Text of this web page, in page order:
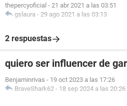
thepercyoficial - 21 abr 2021 a las 03:51
gslaura - 29 ago 2021 a las 03:13
2 respuestas
quiero ser influencer de
Benjaminrivas - 19 oct 2023 a las 17:26
BraveShark62 - 18 sep 2024 a las 20:26